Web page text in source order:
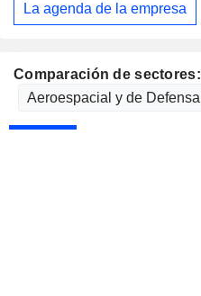
Comparación de sectores:
La agenda de la empresa